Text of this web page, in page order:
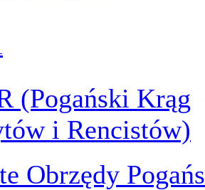
(Pogański Krąg
i Rencistów)
Obrzędy